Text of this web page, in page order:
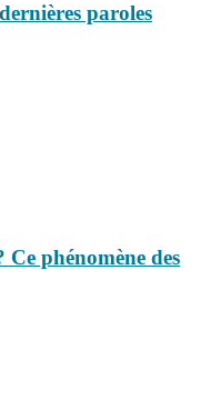
paroles
Ce phénomène des